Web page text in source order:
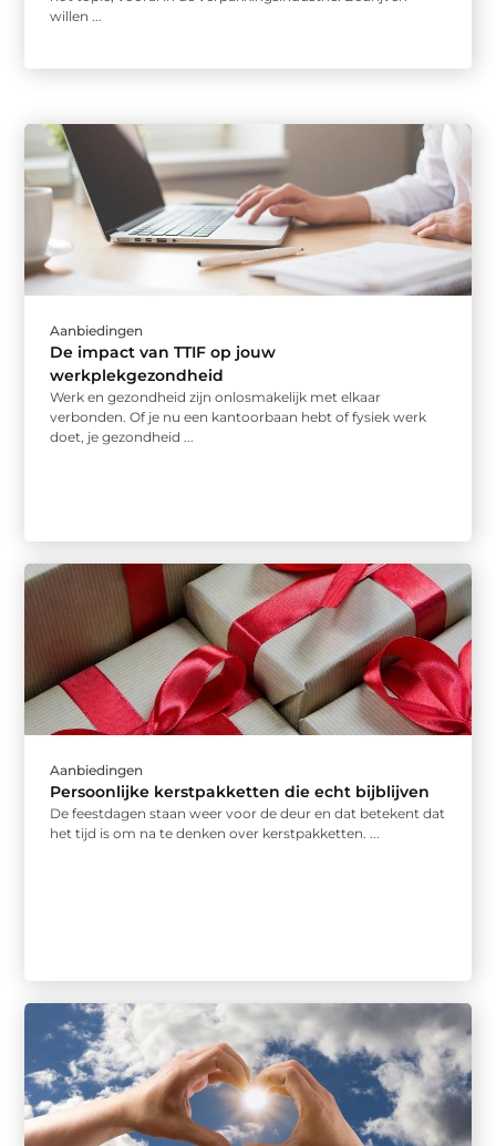
willen ...
Aanbiedingen
De impact van TTIF op jouw
werkplekgezondheid
Werk en gezondheid zijn onlosmakelijk met elkaar
verbonden. Of je nu een kantoorbaan hebt of fysiek werk
doet, je gezondheid ...
Aanbiedingen
Persoonlijke kerstpakketten die echt bijblijven
De feestdagen staan weer voor de deur en dat betekent dat
het tijd is om na te denken over kerstpakketten. ...